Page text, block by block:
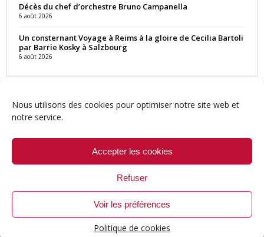
Nous utilisons des cookies pour optimiser notre site web et
notre service.
Accepter les cookies
Refuser
Voir les préférences
Politique de cookies
Décès du chef d’orchestre Bruno Campanella
6 août 2026
Un consternant Voyage à Reims à la gloire de Cecilia Bartoli
par Barrie Kosky à Salzbourg
6 août 2026
© 1999-2026 ResMusica.net Tous droits réservés.